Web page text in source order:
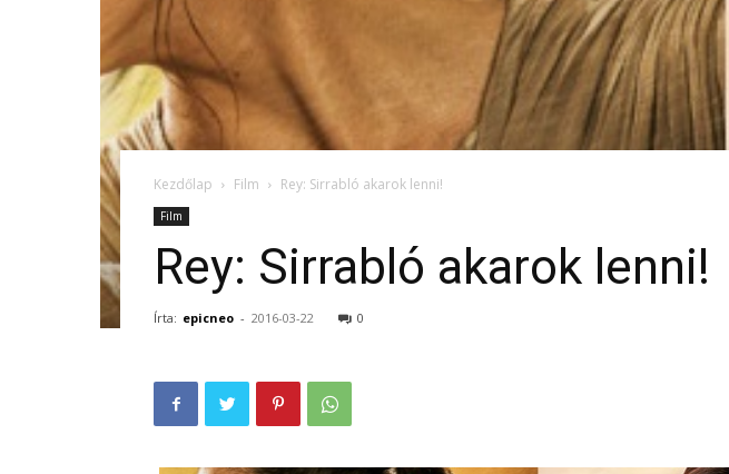
Kezdőlap Film Rey: Sirrabló akarok lenni!
Film
Rey: Sirrabló akarok lenni!
Írta: epicneo - 2016-03-22 0